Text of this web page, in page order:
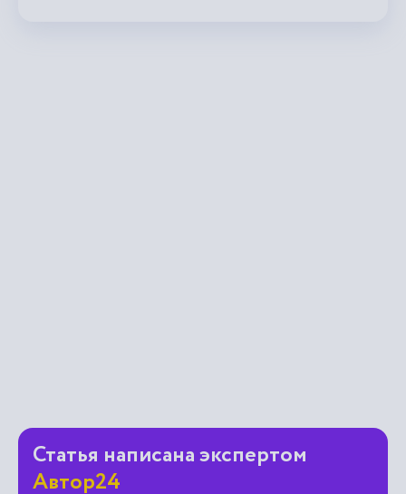
Статья написана экспертом
Автор24